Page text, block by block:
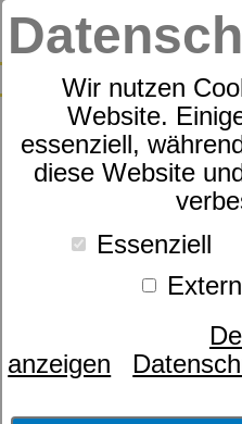
Wir nutzen
Website.
essenziell,
diese Website
Essenziell
anzeigen
dormabell